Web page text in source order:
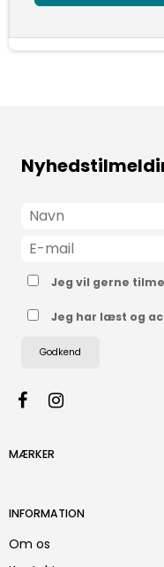
Jeg vil gerne
Jeg har læst og
Godkend
MÆRKER
INFORMATION
Om os